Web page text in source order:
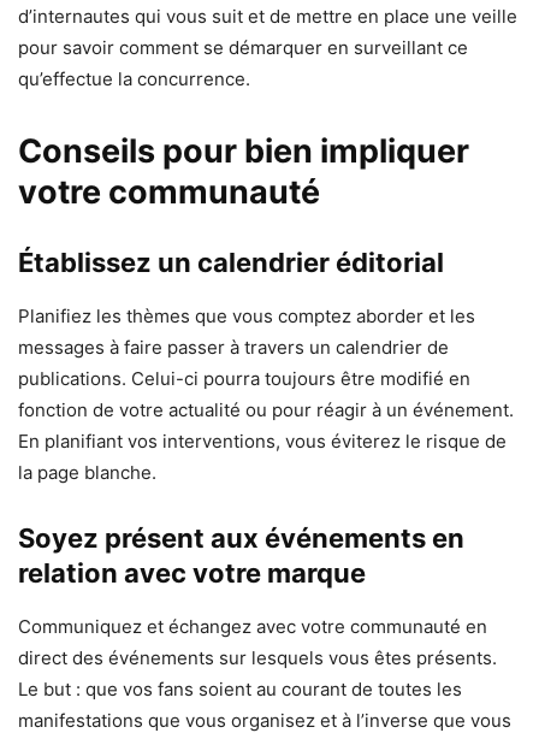
d’internautes qui vous suit et de mettre en place une veille
pour savoir comment se démarquer en surveillant ce
qu’effectue la concurrence.
Conseils pour bien impliquer
votre communauté
Établissez un calendrier éditorial
Planifiez les thèmes que vous comptez aborder et les
messages à faire passer à travers un calendrier de
publications. Celui-ci pourra toujours être modifié en
fonction de votre actualité ou pour réagir à un événement.
En planifiant vos interventions, vous éviterez le risque de
la page blanche.
Soyez présent aux événements en
relation avec votre marque
Communiquez et échangez avec votre communauté en
direct des événements sur lesquels vous êtes présents.
Le but : que vos fans soient au courant de toutes les
manifestations que vous organisez et à l’inverse que vous